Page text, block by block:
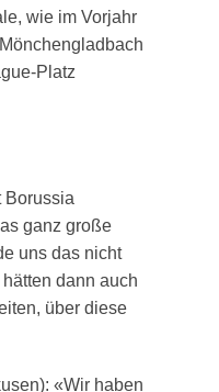
wie im Vorjahr
Platz
Borussia
ganz große
uns das nicht
dann auch
über diese
«Wir haben